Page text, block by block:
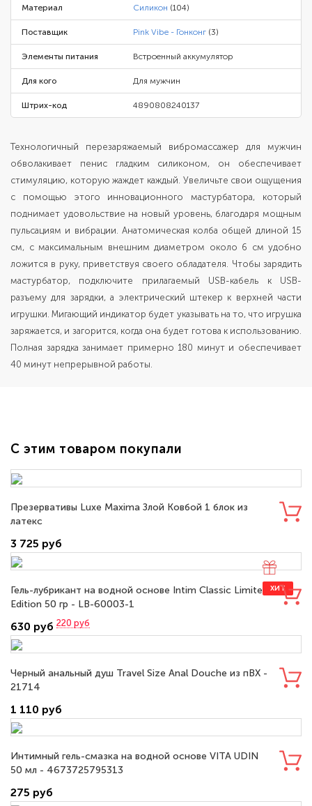
Материал Силикон (104)
Поставщик Pink Vibe - Гонконг (3)
Элементы питания Встроенный аккумулятор
Для кого Для мужчин
Штрих-код 4890808240137
Технологичный перезаряжаемый вибромассажер для мужчин
обволакивает пенис гладким силиконом, он обеспечивает
стимуляцию, которую жаждет каждый. Увеличьте свои ощущения
с помощью этого инновационного мастурбатора, который
поднимает удовольствие на новый уровень, благодаря мощным
пульсациям и вибрации. Анатомическая колба общей длиной 15
см, с максимальным внешним диаметром около 6 см удобно
ложится в руку, приветствуя своего обладателя. Чтобы зарядить
мастурбатор, подключите прилагаемый USB-кабель к USB-
разъему для зарядки, а электрический штекер к верхней части
игрушки. Мигающий индикатор будет указывать на то, что игрушка
заряжается, и загорится, когда она будет готова к использованию.
Полная зарядка занимает примерно 180 минут и обеспечивает
40 минут непрерывной работы.
С этим товаром покупали
Презервативы Luxe Maxima Злой Ковбой 1 блок из
латекс
3 725 руб
ХИТ
Гель-лубрикант на водной основе Intim Classic Limited
Edition 50 гр - LB-60003-1
630 руб 220 руб
Черный анальный душ Travel Size Anal Douche из пВХ -
21714
1 110 руб
Интимный гель-смазка на водной основе VITA UDIN
50 мл - 4673725795313
275 руб